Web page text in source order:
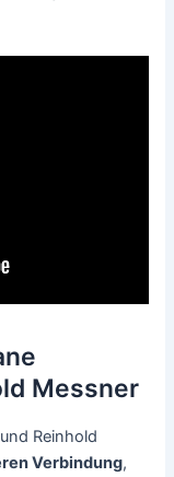
Messner
Reinhold
Verbindung,